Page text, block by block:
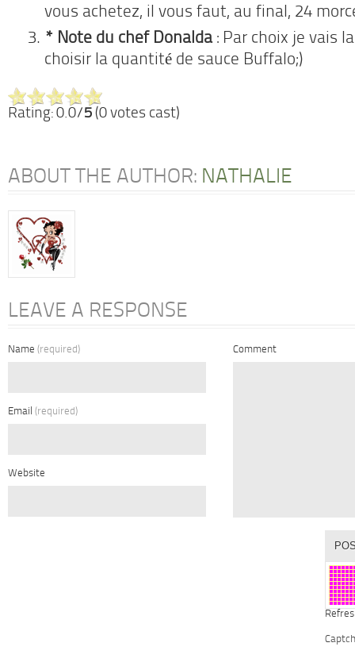
vous achetez, il vous faut, au final, 24
* Note du chef Donalda : Par choix je vais
choisir la quantité de sauce Buffalo;)
Rating: 0.0/5 (0 votes cast)
ABOUT THE AUTHOR: NATHALIE
LEAVE A RESPONSE
Name (required)
Email (required)
Website
Comment